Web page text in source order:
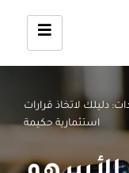
دليلك لاتخاذ قرارات
استثمارية حكيمة